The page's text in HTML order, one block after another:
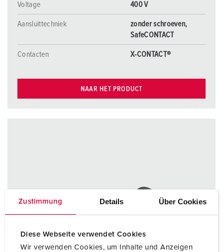
Zustimmung Details Über Cookies
Diese Webseite verwendet Cookies
Wir verwenden Cookies, um Inhalte und Anzeigen
Voltage 400 V
Aansluittechniek
zonder schroeven,
SafeCONTACT
Contacten X-CONTACT®
NAAR HET PRODUCT